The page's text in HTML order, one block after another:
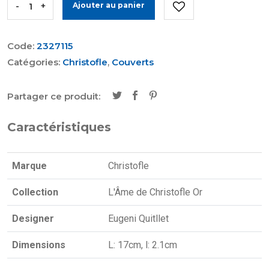
- + Ajouter au panier
Code: 2327115
Catégories: Christofle, Couverts
Partager ce produit:
Caractéristiques
Marque Christofle
Collection L'Âme de Christofle Or
Designer Eugeni Quitllet
Dimensions L: 17cm, l: 2.1cm